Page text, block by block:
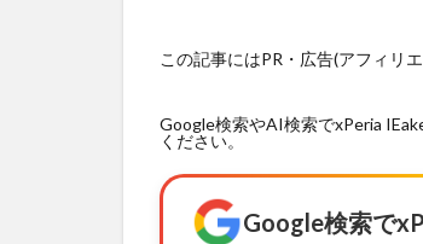
この記事にはPR・広告(アフィリ
Google検索やAI検索でxPeria
ください。
Google検索で